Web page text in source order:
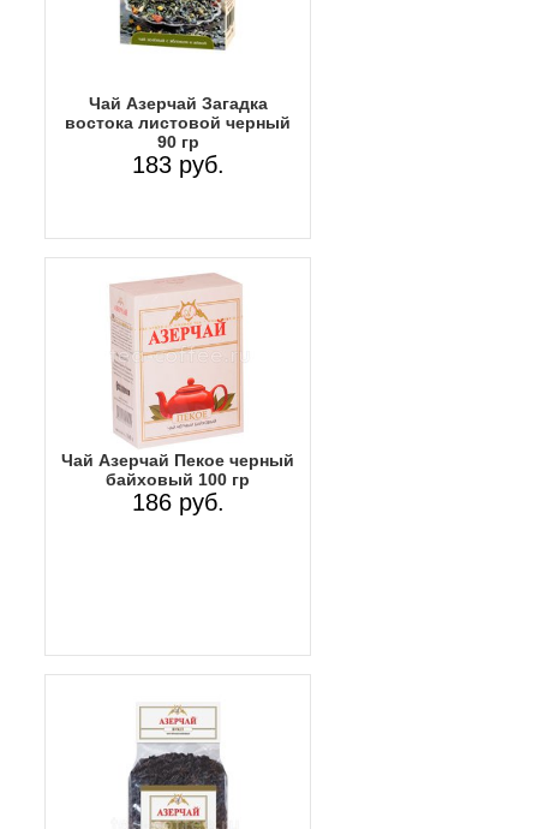
Чай Азерчай Загадка
востока листовой черный
90 гр
183 руб.
Чай Азерчай Пекое черный
байховый 100 гр
186 руб.